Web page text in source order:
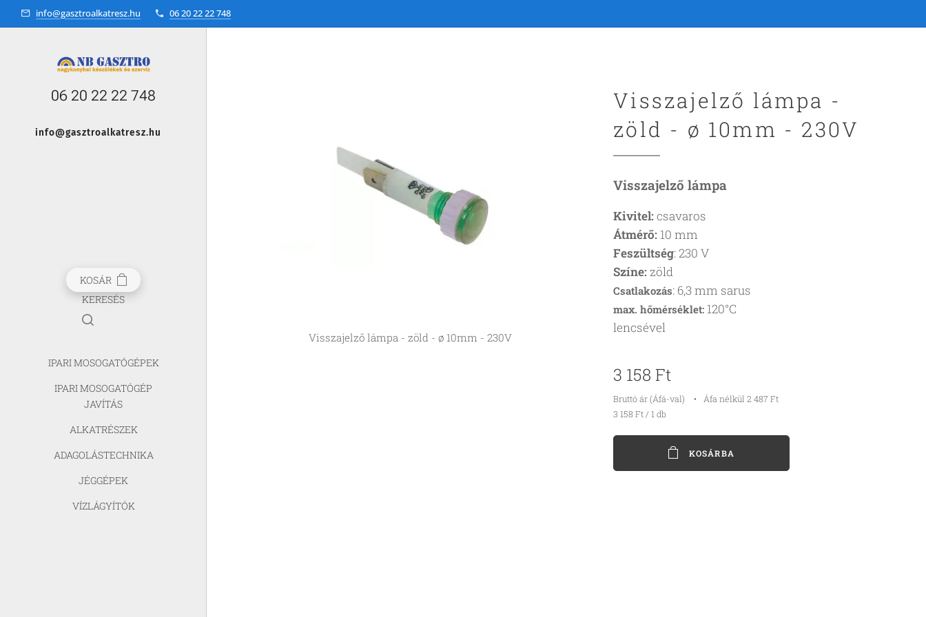
info@gasztroalkatresz.hu 06 20 22 22 748
06 20 22 22 748
info@gasztroalkatresz.hu
KOSÁR
KERESÉS
IPARI MOSOGATÓGÉPEK
IPARI MOSOGATÓGÉP
JAVÍTÁS
ALKATRÉSZEK
ADAGOLÁSTECHNIKA
JÉGGÉPEK
VÍZLÁGYÍTÓK
Visszajelző lámpa -
zöld - ø 10mm - 230V
Visszajelző lámpa - zöld - ø 10mm - 230V
Visszajelző lámpa
Kivitel: csavaros
Átmérő: 10 mm
Feszültség: 230 V
Színe: zöld
Csatlakozás: 6,3 mm sarus
max. hőmérséklet: 120°C
lencsével
3 158 Ft
Bruttó ár (Áfá-val)
Áfa nélkül 2 487 Ft
3 158 Ft / 1 db
KOSÁRBA